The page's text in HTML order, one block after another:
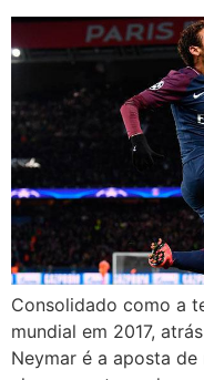
Consolidado como a
mundial em 2017,
Neymar é a aposta